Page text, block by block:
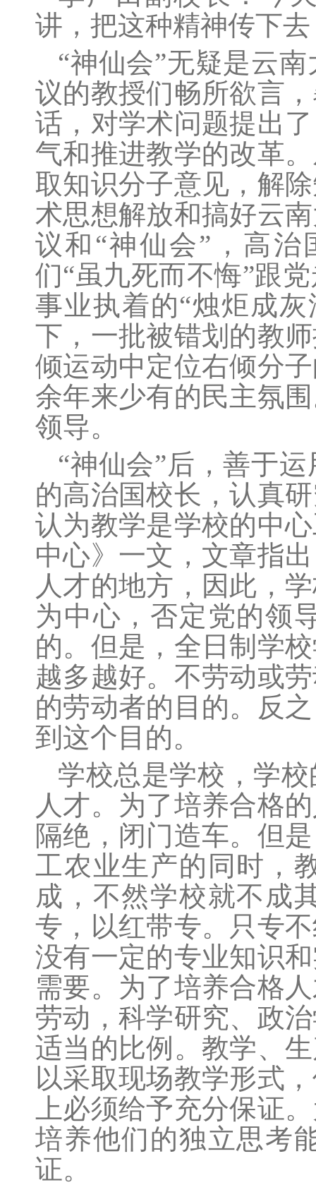
讲，把这种精神传下
“神仙会”无疑是云
议的教授们畅所欲言
话，对学术问题提出
气和推进教学的改革
取知识分子意见，解
术思想解放和搞好云
议和“神仙会”，高
们“虽九死而不悔”跟
事业执着的“烛炬成
下，一批被错划的教
倾运动中定位右倾分
余年来少有的民主氛
领导。
“神仙会”后，善于
的高治国校长，认真
认为教学是学校的中
中心》一文，文章指
人才的地方，因此，
为中心，否定党的领
的。但是，全日制学
越多越好。不劳动或
的劳动者的目的。反
到这个目的。
学校总是学校，学
人才。为了培养合格
隔绝，闭门造车。但
工农业生产的同时，
成，不然学校就不成
专，以红带专。只专
没有一定的专业知识
需要。为了培养合格
劳动，科学研究、政
适当的比例。教学、
以采取现场教学形式
上必须给予充分保证
培养他们的独立思考
证。